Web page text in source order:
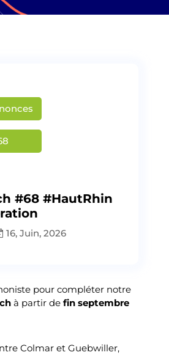
#68 #HautRhin
16, Juin, 2026
pour compléter notre
à partir de fin septembre
Colmar et Guebwiller,